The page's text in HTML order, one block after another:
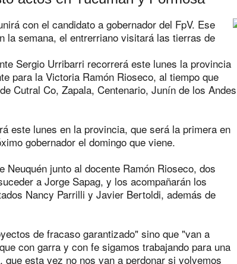
pasivos de la administración pública entrerri
con el candidato a gobernador del FpV. Ese
la semana, el entrerriano visitará las tierras de
Sergio Urribarri recorrerá este lunes la provincia
para la Victoria Ramón Rioseco, al tiempo que
Cutral Co, Zapala, Centenario, Junín de los Andes
este lunes en la provincia, que será la primera en
gobernador el domingo que viene.
junto al docente Ramón Rioseco, dos
a Jorge Sapag, y los acompañarán los
Nancy Parrilli y Javier Bertoldi, además de
de fracaso garantizado" sino que "van a
con garra y con fe sigamos trabajando para una
esta vez no nos van a perdonar si volvemos